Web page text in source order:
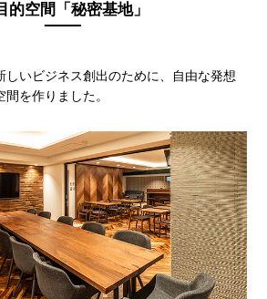
的空間「秘密基地」
しいビジネス創出のために、自由な発想
を作りました。